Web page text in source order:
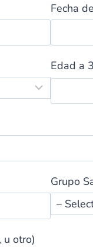
Fecha
Edad a
Grupo
u otro)